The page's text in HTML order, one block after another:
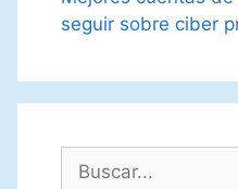
seguir sobre ciber